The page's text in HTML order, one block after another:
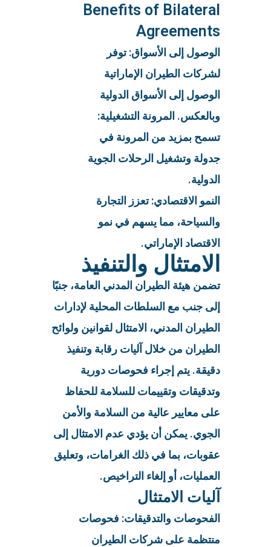
Benefits of Bilateral
Agreements
الوصول إلى الأسواق: توفر
لشركات الطيران الإماراتية
الوصول إلى الأسواق الدولية
وبالعكس. المرونة التشغيلية:
تسمح بمزيد من المرونة في
جدولة وتشغيل الرحلات الجوية
الدولية.
النمو الاقتصادي: تعزز التجارة
والسياحة، مما يسهم في نمو
الاقتصاد الإماراتي.
الامتثال والتنفيذ
تضمن هيئة الطيران المدني العامة، جنبًا
إلى جنب مع السلطات المحلية لإدارات
الطيران المدني، الامتثال لقوانين ولوائح
الطيران من خلال آليات رقابة وتنفيذ
دقيقة. يتم إجراء فحوصات دورية
وتدقيقات وتقييمات للسلامة للحفاظ
على معايير عالية من السلامة والأمن
الجوي. يمكن أن يؤدي عدم الامتثال إلى
عقوبات، بما في ذلك الغرامات، وتعليق
العمليات، أو إلغاء التراخيص.
آليات الامتثال
الفحوصات والتدقيقات: فحوصات
منتظمة على شركات الطيران